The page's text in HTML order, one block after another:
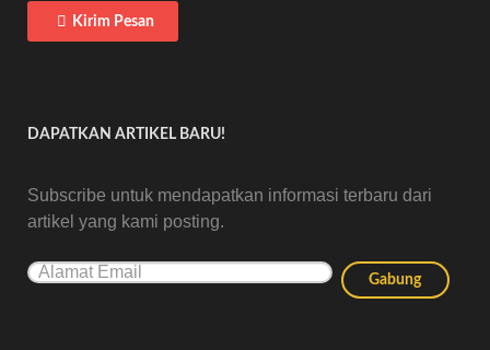
Kirim Pesan
DAPATKAN ARTIKEL BARU!
Subscribe untuk mendapatkan informasi terbaru dari
artikel yang kami posting.